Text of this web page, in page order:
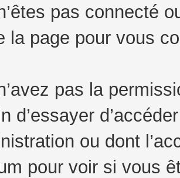
pas connecté
la page pour vous
pas la
d’essayer
ou dont
pour voir si vous